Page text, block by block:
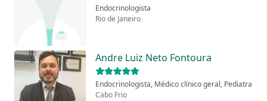
Endocrinologista
Rio de Janeiro
Andre Luiz Neto Fontoura
Endocrinologista, Médico clínico geral, Pediatra
Cabo Frio